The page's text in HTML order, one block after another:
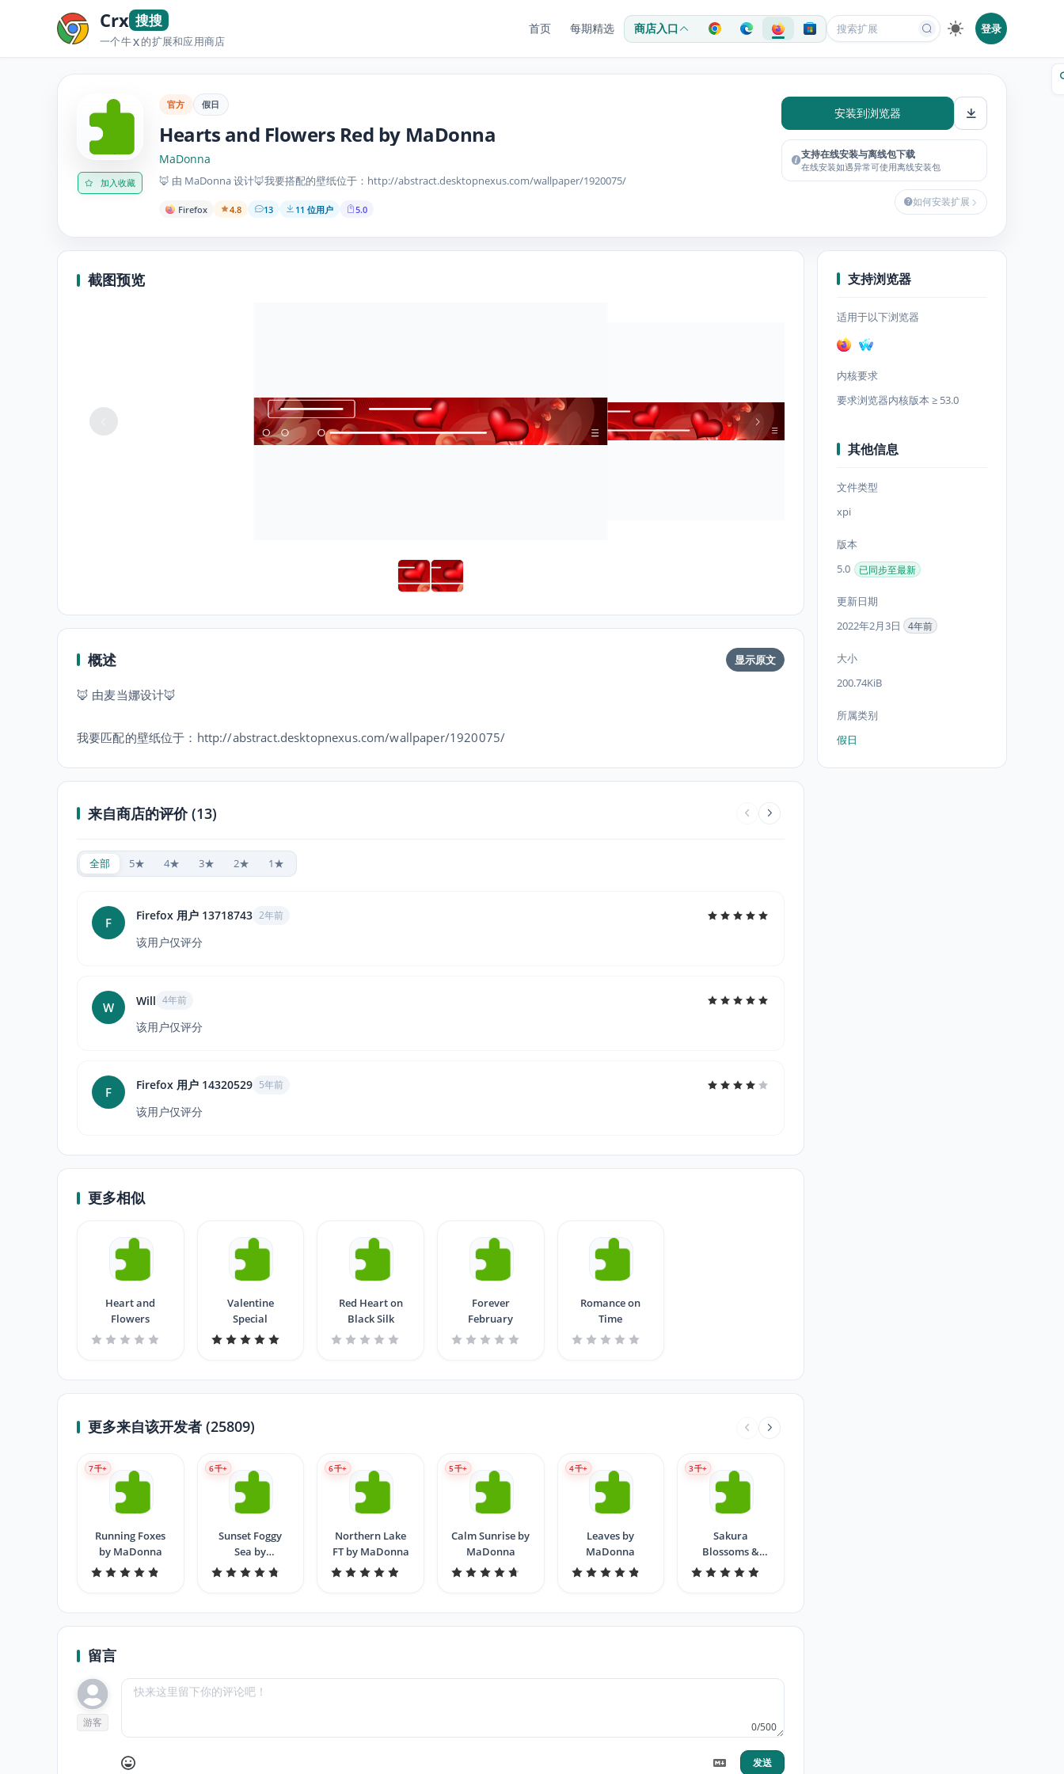
Crx 搜搜
一个牛X的扩展和应用商店
首页 每期精选 商店入口 登录
加入收藏
官方 假日
Hearts and Flowers Red by MaDonna
MaDonna
🦊 由 MaDonna 设计🦊我要搭配的壁纸位于：http://abstract.desktopnexus.com/wallpaper/1920075/
Firefox 4.8 13 11 位用户 5.0
安装到浏览器
支持在线安装与离线包下载
在线安装如遇异常可使用离线安装包
如何安装扩展
截图预览
概述 显示原文
🦊 由麦当娜设计🦊
我要匹配的壁纸位于：http://abstract.desktopnexus.com/wallpaper/1920075/
来自商店的评价 (13)
全部 5★ 4★ 3★ 2★ 1★
F Firefox 用户 13718743 2年前
该用户仅评分
W Will 4年前
该用户仅评分
F Firefox 用户 14320529 5年前
该用户仅评分
更多相似
Heart and
Flowers
Valentine
Special
Red Heart on
Black Silk
Forever
February
Romance on
Time
更多来自该开发者 (25809)
Running Foxes
by MaDonna
7千+
Sunset Foggy
Sea by
MaDonna
6千+
Northern Lake
FT by MaDonna
6千+
Calm Sunrise by
MaDonna
5千+
Leaves by
MaDonna
4千+
Sakura
Blossoms &
Birds by
3千+
留言
游客 0/500
发送
支持浏览器
适用于以下浏览器
内核要求
要求浏览器内核版本 ≥ 53.0
其他信息
文件类型
xpi
版本
5.0
已同步至最新
更新日期
2022年2月3日
4年前
大小
200.74KiB
所属类别
假日